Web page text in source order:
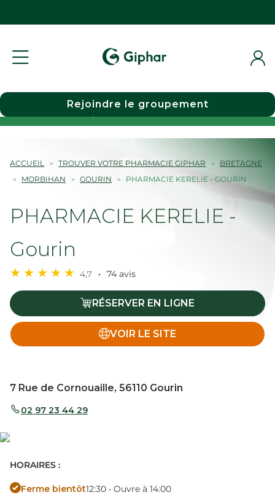
Choisir une pharmacie
Rejoindre le groupement
ACCUEIL TROUVER VOTRE PHARMACIE GIPHAR
BRETAGNE
MORBIHAN
GOURIN PHARMACIE KERELIE - GOURIN
PHARMACIE KERELIE -
Gourin
4,7 74 avis
RÉSERVER EN LIGNE
VOIR LE SITE
7 Rue de Cornouaille, 56110 Gourin
02 97 23 44 29
HORAIRES :
Ferme bientôt12:30 • Ouvre à 14:00